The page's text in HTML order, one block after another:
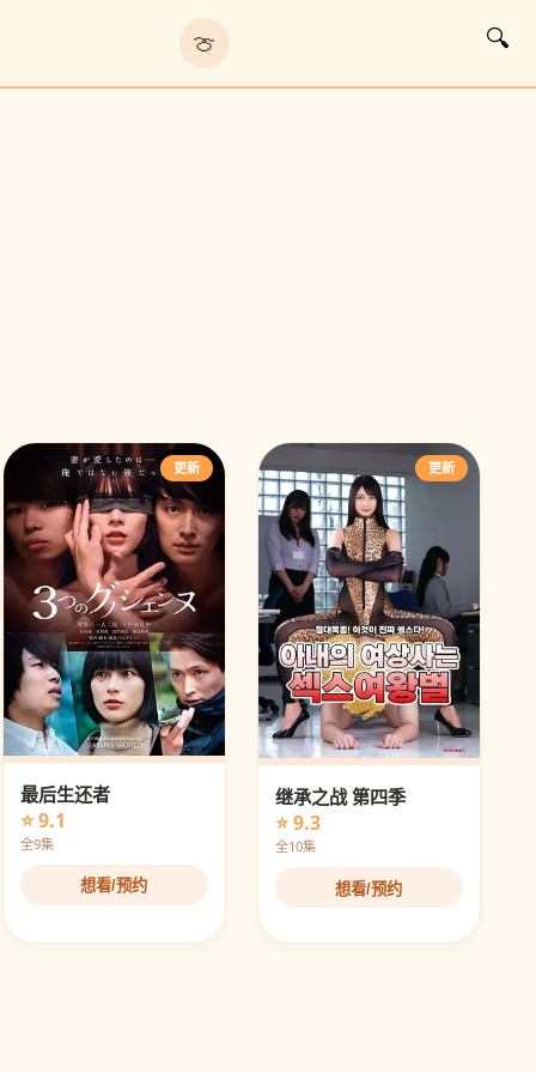
🍈 🔍
更新
最后生还者
⭐ 9.1
全9集
想看/预约
更新
继承之战 第四季
⭐ 9.3
全10集
想看/预约